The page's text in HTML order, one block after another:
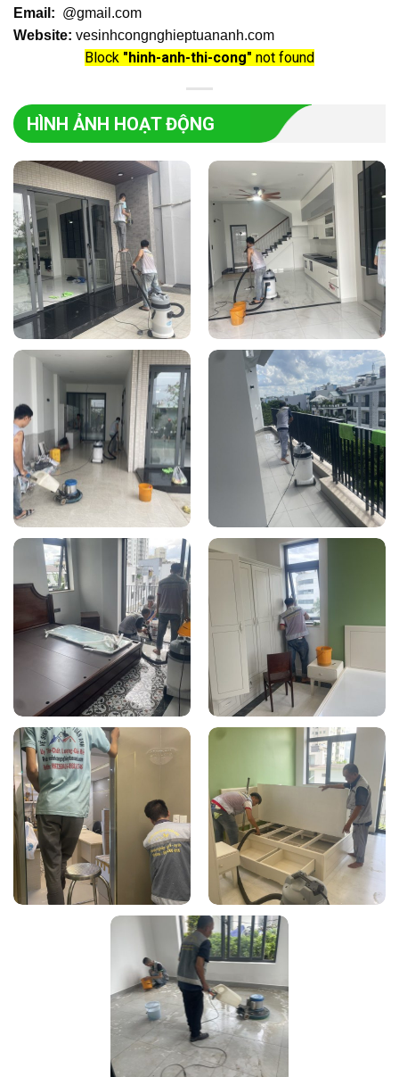
Email: @gmail.com
Website: vesinhcongnghieptuananh.com
Block "hinh-anh-thi-cong" not found
HÌNH ẢNH HOẠT ĐỘNG